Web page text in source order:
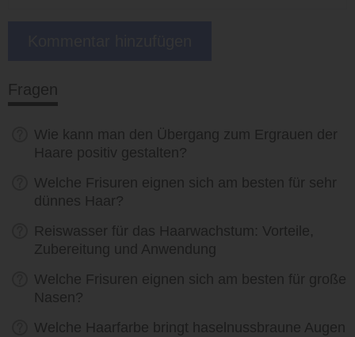
Fragen
Wie kann man den Übergang zum Ergrauen der
Haare positiv gestalten?
Welche Frisuren eignen sich am besten für sehr
dünnes Haar?
Reiswasser für das Haarwachstum: Vorteile,
Zubereitung und Anwendung
Welche Frisuren eignen sich am besten für große
Nasen?
Welche Haarfarbe bringt haselnussbraune Augen